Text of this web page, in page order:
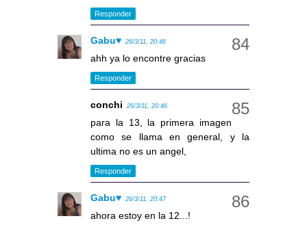
Responder
Gabu♥ 26/3/11, 20:46
ahh ya lo encontre gracias
Responder
conchi 26/3/11, 20:46
para la 13, la primera imagen
como se llama en general, y la
ultima no es un angel,
Responder
Gabu♥ 26/3/11, 20:47
ahora estoy en la 12...!